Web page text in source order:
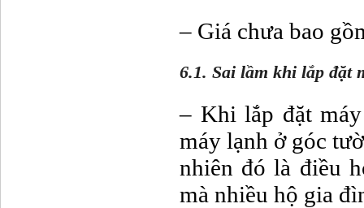
– Giá chưa bao
6.1. Sai lầm khi lắp đặt
– Khi lắp đặt
máy lạnh ở góc
nhiên đó là điều
mà nhiều hộ gia